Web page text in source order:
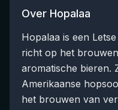
Over Hopalaa
Hopalaa is een
richt op het
aromatische bieren.
Amerikaanse
het brouwen van